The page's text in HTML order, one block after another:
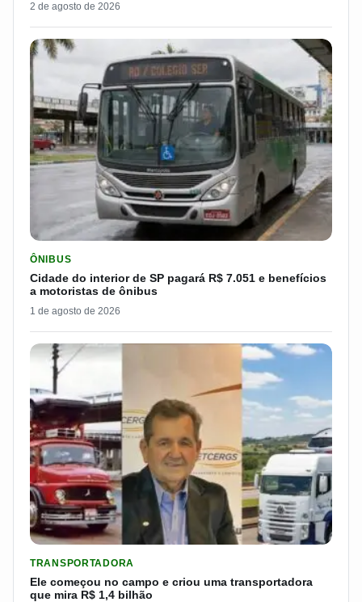
2 de agosto de 2026
ÔNIBUS
Cidade do interior de SP pagará R$ 7.051 e benefícios
a motoristas de ônibus
1 de agosto de 2026
TRANSPORTADORA
Ele começou no campo e criou uma transportadora
que mira R$ 1,4 bilhão